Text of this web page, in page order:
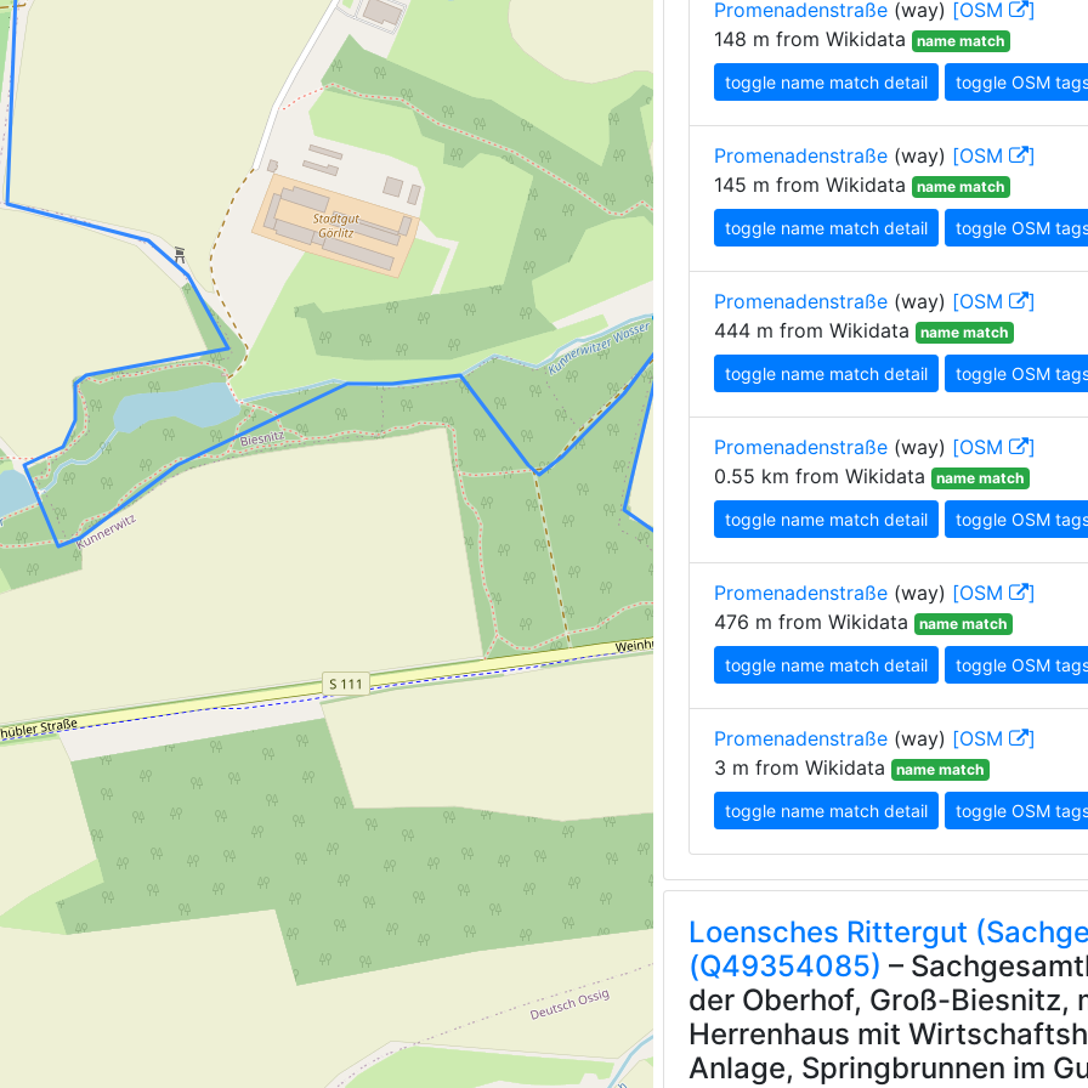
Promenadenstraße(way) [OSM
]
148 m from Wikidata
name match
toggle name match detail toggle OSM
Promenadenstraße(way) [OSM
]
145 m from Wikidata
name match
toggle name match detail toggle OSM
Promenadenstraße(way) [OSM
]
444 m from Wikidata
name match
toggle name match detail toggle OSM
Promenadenstraße(way) [OSM
]
0.55 km from Wikidata
name match
toggle name match detail toggle OSM
Promenadenstraße(way) [OSM
]
476 m from Wikidata
name match
toggle name match detail toggle OSM
Promenadenstraße(way) [OSM
]
3 m from Wikidata
name match
toggle name match detail toggle OSM
Loensches Rittergut
(Q49354085) –
der Oberhof, Groß-Biesnitz,
Herrenhaus mit
Anlage, Springbrunnen im